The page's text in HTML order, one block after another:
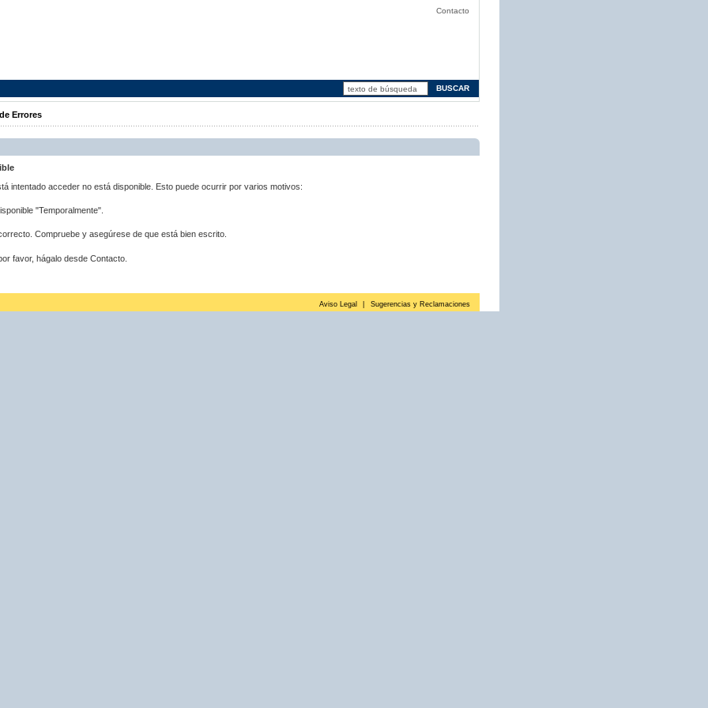
Contacto
Errores
intentado acceder no está disponible. Esto puede ocurrir por varios motivos:
"Temporalmente".
Compruebe y asegúrese de que está bien escrito.
favor, hágalo desde Contacto.
Aviso Legal Sugerencias y Reclamaciones